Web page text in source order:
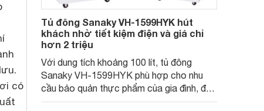
có
Tủ đông Sanaky VH-1599HYK hút
khách nhờ tiết kiệm điện và giá chỉ
hơn 2 triệu
Với dung tích khoảng 100 lít, tủ đông
Sanaky VH-1599HYK phù hợp cho nhu
cầu bảo quản thực phẩm của gia đình, đặc
biệt trong mùa hè khi nhu cầu trữ đông